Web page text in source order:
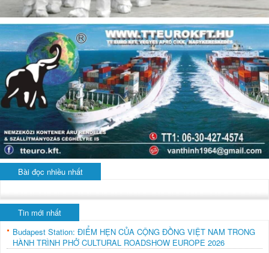
Bài đọc nhiều nhất
Tin mới nhất
Budapest Station: ĐIỂM HẸN CỦA CỘNG ĐỒNG VIỆT NAM TRONG
HÀNH TRÌNH PHỞ CULTURAL ROADSHOW EUROPE 2026